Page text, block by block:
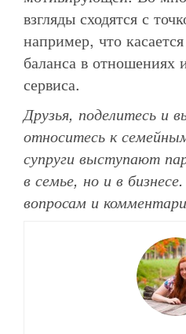
взгляды сходятся с
например, что
баланса в отношениях
сервиса.
Друзья, поделитесь и
относитесь к
супруги выступают
в семье, но и в
вопросам и